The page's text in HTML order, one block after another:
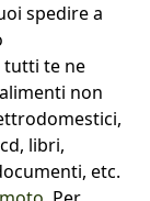
spedire a
tutti te ne
non
libri,
etc.